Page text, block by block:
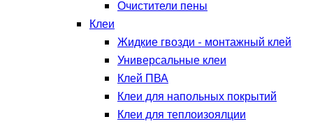
Очистители пены
Клеи
Жидкие гвозди - монтажный клей
Универсальные клеи
Клей ПВА
Клеи для напольных покрытий
Клеи для теплоизоялции